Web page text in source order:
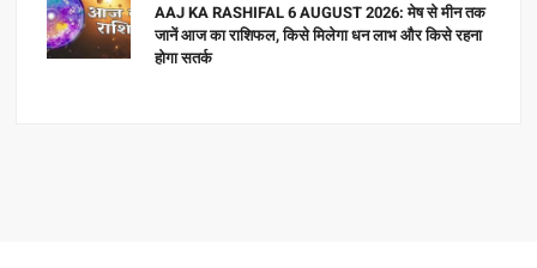
AAJ KA RASHIFAL 6 AUGUST 2026: मेष से मीन तक
जानें आज का राशिफल, किसे मिलेगा धन लाभ और किसे रहना
होगा सतर्क